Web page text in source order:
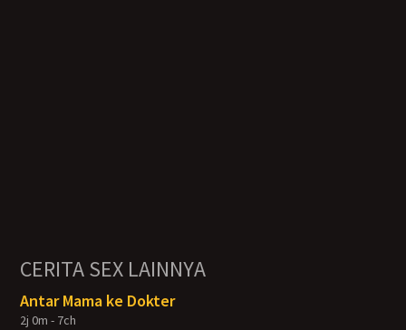
CERITA SEX LAINNYA
Antar Mama ke Dokter
2j 0m - 7ch